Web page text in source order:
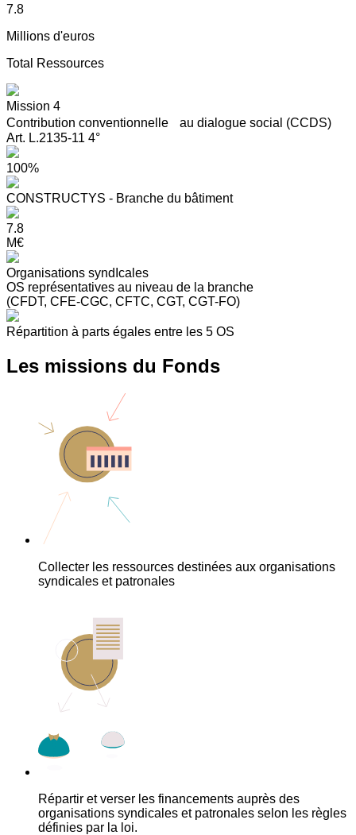
7.8
Millions d'euros
Total Ressources
Mission 4
Contribution conventionnelle au dialogue social (CCDS)
Art. L.2135-11 4°
100%
CONSTRUCTYS - Branche du bâtiment
7.8
M€
Organisations syndIcales
OS représentatives au niveau de la branche
(CFDT, CFE-CGC, CFTC, CGT, CGT-FO)
Répartition à parts égales entre les 5 OS
Les missions du Fonds
Collecter les ressources destinées aux organisations
syndicales et patronales
Répartir et verser les financements auprès des
organisations syndicales et patronales selon les règles
définies par la loi.